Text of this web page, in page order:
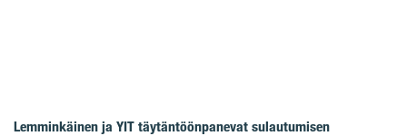
Lemminkäinen ja YIT täytäntöönpanevat sulautumisen